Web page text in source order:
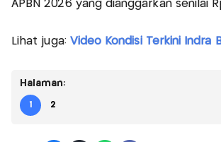
APBN 2026 yang dianggarkan senilai
Lihat juga: Video Kondisi Terkini Indra
Halaman:
1 2